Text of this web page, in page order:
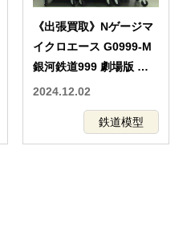
《出張買取》Nゲージマ
イクロエース G0999-M
銀河鉄道999 劇場版 な
どの鉄道模型
2024.12.02
鉄道模型